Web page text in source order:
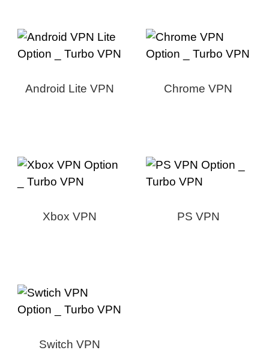
Android Lite VPN Chrome VPN
Xbox VPN PS VPN
Switch VPN